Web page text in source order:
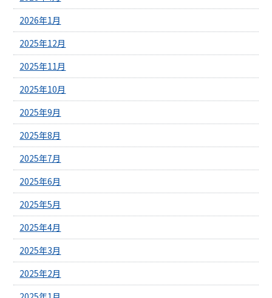
2026年1月
2025年12月
2025年11月
2025年10月
2025年9月
2025年8月
2025年7月
2025年6月
2025年5月
2025年4月
2025年3月
2025年2月